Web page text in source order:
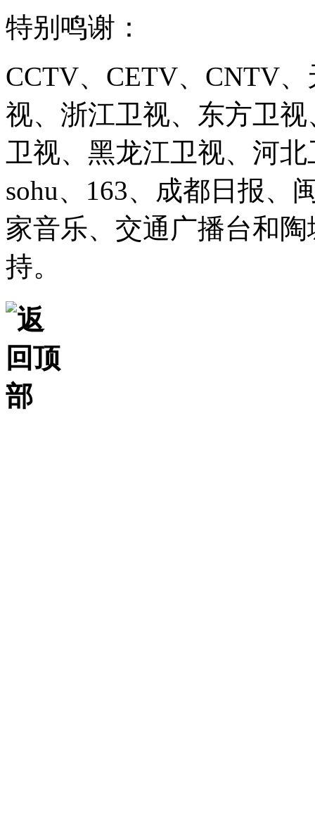
特别鸣谢：
CCTV、CETV、CNTV
视、浙江卫视、东方卫
卫视、黑龙江卫视、河北
sohu、163、成都日报、
家音乐、交通广播台和
持。